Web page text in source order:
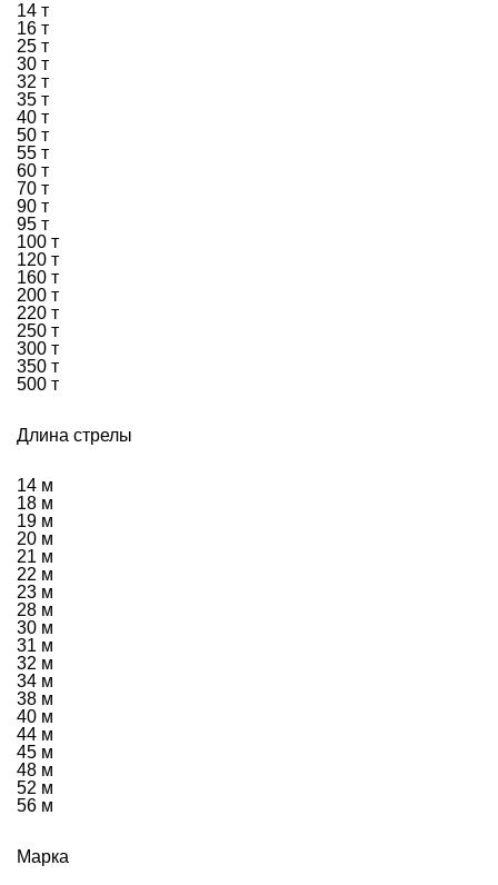
14 т
16 т
25 т
30 т
32 т
35 т
40 т
50 т
55 т
60 т
70 т
90 т
95 т
100 т
120 т
160 т
200 т
220 т
250 т
300 т
350 т
500 т
Длина стрелы
14 м
18 м
19 м
20 м
21 м
22 м
23 м
28 м
30 м
31 м
32 м
34 м
38 м
40 м
44 м
45 м
48 м
52 м
56 м
Марка